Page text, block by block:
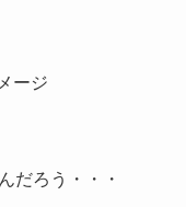
ージ
だろう・・・